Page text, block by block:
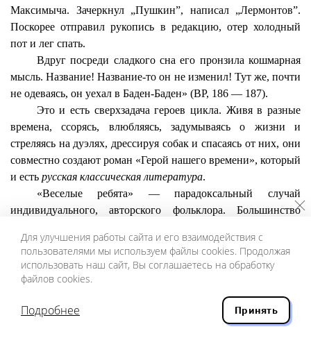
Максимыча. Зачеркнул „Пушкин”, написал „Лермонтов”.
Поскорее отправил рукопись в редакцию, отер холодный
пот и лег спать.
Вдруг посреди сладкого сна его пронзила кошмарная
мысль. Название! Название-то он не изменил! Тут же, почти
не одеваясь, он уехал в Баден-Баден» (ВР, 186 — 187).
Это и есть сверхзадача героев цикла. Живя в разные
времена, ссорясь, влюбляясь, задумываясь о жизни и
стреляясь на дуэлях, дрессируя собак и спасаясь от них, они
совместно создают роман «Герой нашего времени», который
и есть русская классическая литература.
«Веселые ребята» — парадоксальный случай
индивидуального, авторского фольклора. Большинство
подражаний (ВР, 208—213) — уже третья вода ни киселе.
Они плоские, примитивные, совсем несмешные. «Толстой,
смущенно одергивая грязную толстовку и грассируя, любил
гражданственности. Крестьяне его очень любили за это,
брали деньги в долг и называли Левой» — характерный
Для улучшения работы сайта и его взаимодействия с
пользователями мы используем файлы cookies. Продолжая
использовать наш сайт, Вы соглашаетесь на обработку
файлов cookies.
Подробнее Принять